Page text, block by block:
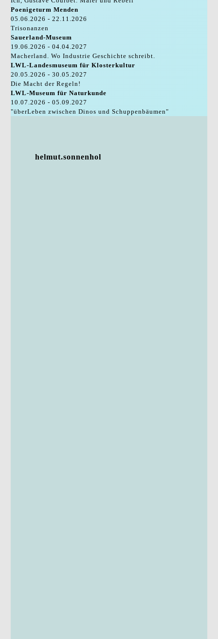
Poenigeturm Menden
05.06.2026 - 22.11.2026
Trisonanzen
Sauerland-Museum
19.06.2026 - 04.04.2027
Macherland. Wo Industrie Geschichte schreibt.
LWL-Landesmuseum für Klosterkultur
20.05.2026 - 30.05.2027
Die Macht der Regeln!
LWL-Museum für Naturkunde
10.07.2026 - 05.09.2027
"überLeben zwischen Dinos und Schuppenbäumen"
helmut.sonnenhol